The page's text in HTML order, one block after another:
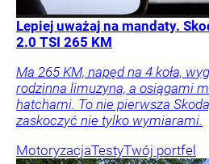
Lepiej uważaj na mandaty.
2.0 TSI 265 KM
Ma 265 KM, napęd na 4 koła,
rodzinna limuzyna, a osiągami
hatchami. To nie pierwsza
zaskoczyć nie tylko wymiarami.
MotoryzacjaTestyTwój portfel